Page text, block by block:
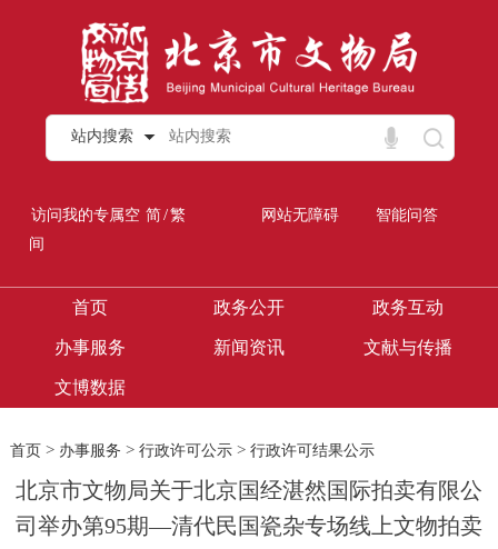
站内搜索
访问我的专属空
间
简/繁 网站无障碍 智能问答
首页 政务公开 政务互动
办事服务 新闻资讯 文献与传播
文博数据
首页> 办事服务 > 行政许可公示> 行政许可结果公示
北京市文物局关于北京国经湛然国际拍卖有限公
司举办第95期—清代民国瓷杂专场线上文物拍卖